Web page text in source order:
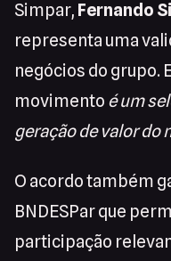
Simpar, Fernando
representa uma
negócios do grupo.
movimento é um
geração de valor do
O acordo também
BNDESPar que
participação